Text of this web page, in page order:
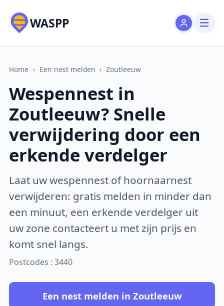
WASPP
Home › Een nest melden › Zoutleeuw
Wespennest in
Zoutleeuw? Snelle
verwijdering door een
erkende verdelger
Laat uw wespennest of hoornaarnest
verwijderen: gratis melden in minder dan
een minuut, een erkende verdelger uit
uw zone contacteert u met zijn prijs en
komt snel langs.
Postcodes : 3440
Een nest melden in Zoutleeuw